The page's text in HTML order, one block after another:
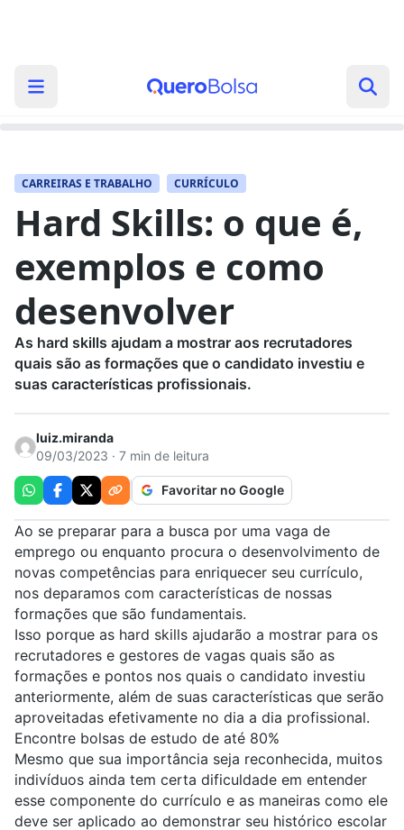
CARREIRAS E TRABALHO CURRÍCULO
Hard Skills: o que é,
exemplos e como
desenvolver
As hard skills ajudam a mostrar aos recrutadores
quais são as formações que o candidato investiu e
suas características profissionais.
luiz.miranda
09/03/2023 · 7 min de leitura
Favoritar no Google
Ao se preparar para a busca por uma vaga de
emprego ou enquanto procura o desenvolvimento de
novas competências para enriquecer seu currículo,
nos deparamos com características de nossas
formações que são fundamentais.
Isso porque as hard skills ajudarão a mostrar para os
recrutadores e gestores de vagas quais são as
formações e pontos nos quais o candidato investiu
anteriormente, além de suas características que serão
aproveitadas efetivamente no dia a dia profissional.
Encontre bolsas de estudo de até 80%
Mesmo que sua importância seja reconhecida, muitos
indivíduos ainda tem certa dificuldade em entender
esse componente do currículo e as maneiras como ele
deve ser aplicado ao demonstrar seu histórico escolar